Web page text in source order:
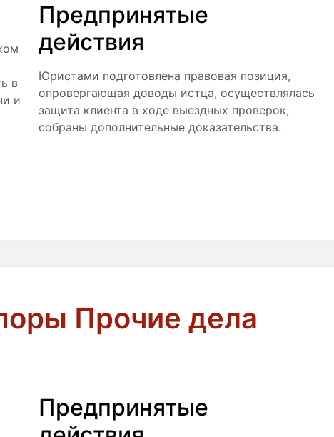
в
и
Предпринятые
действия
Юристами подготовлена правовая позиция,
опровергающая доводы истца, осуществлялась
защита клиента в ходе выездных проверок,
собраны дополнительные доказательства.
Прочие дела
Предпринятые